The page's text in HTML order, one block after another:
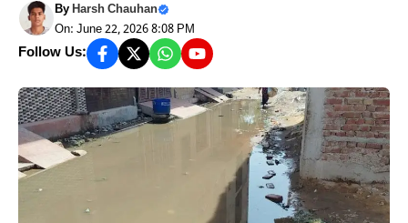
ByHarsh Chauhan
On: June 22, 2026 8:08 PM
Follow Us: